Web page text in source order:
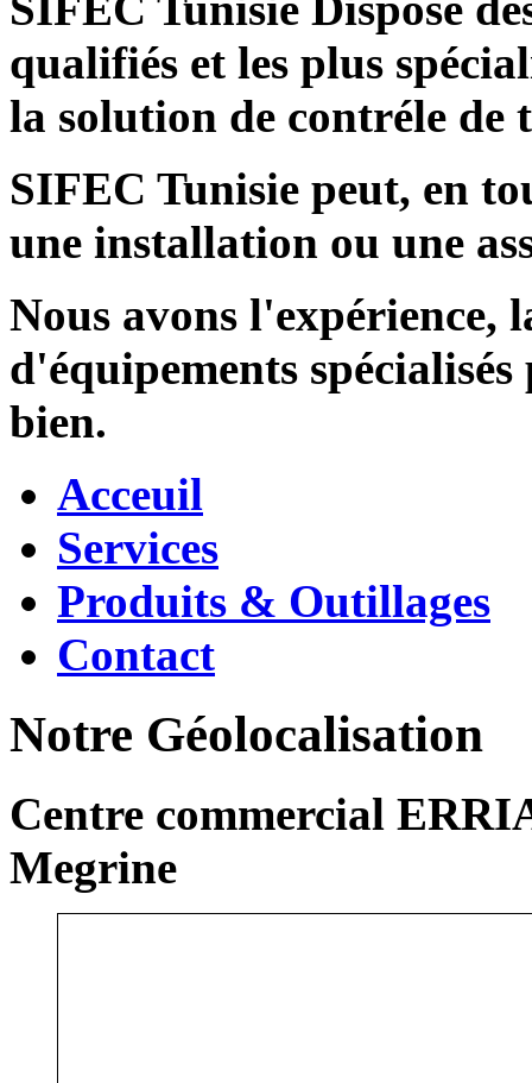
qualifiés et les plus
la solution de contréle de
SIFEC Tunisie peut, en
une installation ou une
Nous avons l'expérience,
d'équipements
bien.
Acceuil
Services
Produits & Outillages
Contact
Notre Géolocalisation
Centre commercial
Megrine